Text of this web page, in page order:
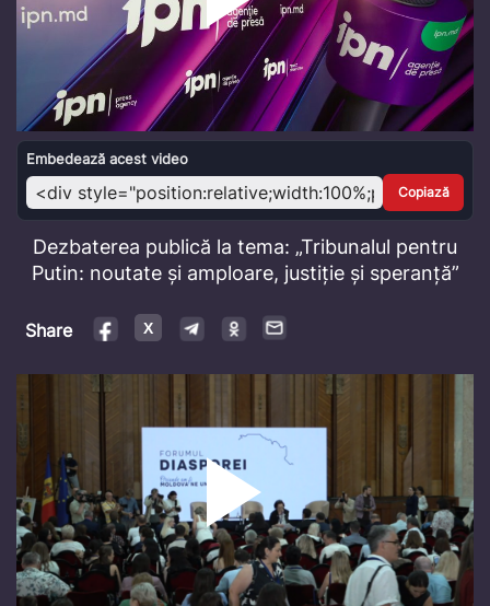
Play
Video
Embedează acest video
Copiază
Dezbaterea publică la tema: „Tribunalul pentru
Putin: noutate și amploare, justiție și speranță”
Share